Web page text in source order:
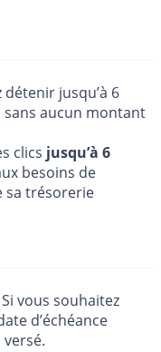
détenir jusqu’à 6
sans aucun montant
clics jusqu’à 6
besoins de
sa trésorerie
vous souhaitez
d’échéance